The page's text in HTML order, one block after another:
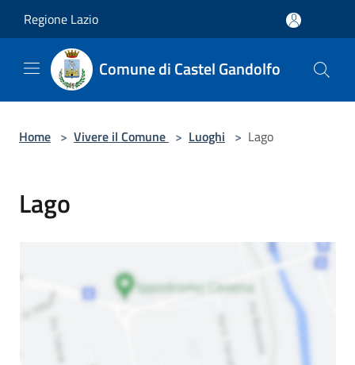
Regione Lazio
Comune di Castel Gandolfo
Home > Vivere il Comune > Luoghi > Lago
Lago